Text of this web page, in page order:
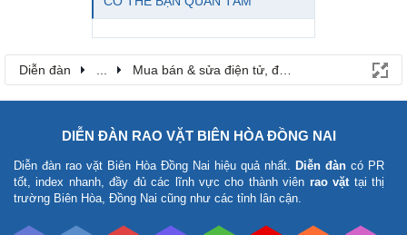
Diễn đàn Mua bán & sửa điện tử, điện lạnh
DIỄN ĐÀN RAO VẶT BIÊN HÒA ĐỒNG NAI
Diễn đàn rao vặt Biên Hòa Đồng Nai hiệu quả nhất. Diễn đàn có PR
tốt, index nhanh, đầy đủ các lĩnh vực cho thành viên rao vặt tại thị
trường Biên Hòa, Đồng Nai cũng như các tỉnh lân cận.